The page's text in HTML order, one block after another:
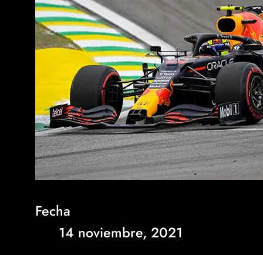
Fecha
14 noviembre, 2021